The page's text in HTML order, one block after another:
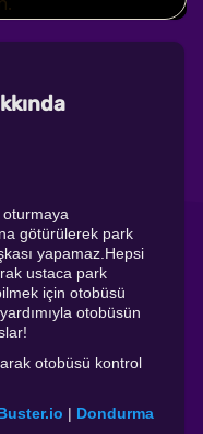
götürülerek park
yapamaz.Hepsi
ustaca park
için otobüsü
otobüsün
otobüsü kontrol
| Dondurma